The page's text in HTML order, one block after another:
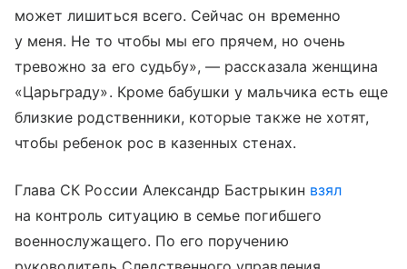
может лишиться всего. Сейчас он временно
у меня. Не то чтобы мы его прячем, но очень
тревожно за его судьбу», — рассказала женщина
«Царьграду». Кроме бабушки у мальчика есть еще
близкие родственники, которые также не хотят,
чтобы ребенок рос в казенных стенах.
Глава СК России Александр Бастрыкин взял
на контроль ситуацию в семье погибшего
военнослужащего. По его поручению